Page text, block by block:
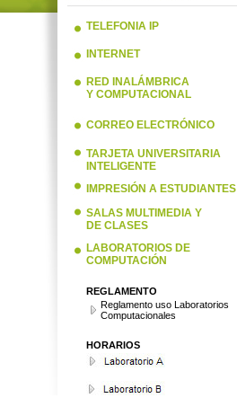
TELEFONIA IP
INTERNET
RED INALÁMBRICA
Y COMPUTACIONAL
CORREO ELECTRÓNICO
TARJETA UNIVERSITARIA
INTELIGENTE
IMPRESIÓN A ESTUDIANTES
SALAS MULTIMEDIA Y
DE CLASES
LABORATORIOS DE
COMPUTACIÓN
REGLAMENTO
Reglamento uso Laboratorios
Computacionales
HORARIOS